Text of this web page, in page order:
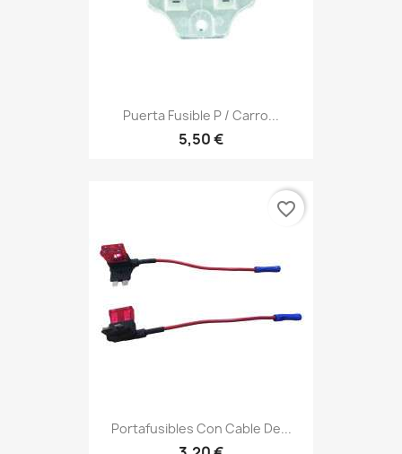
Puerta Fusible P / Carro...
5,50 €
Portafusibles Con Cable De...
favorite_border